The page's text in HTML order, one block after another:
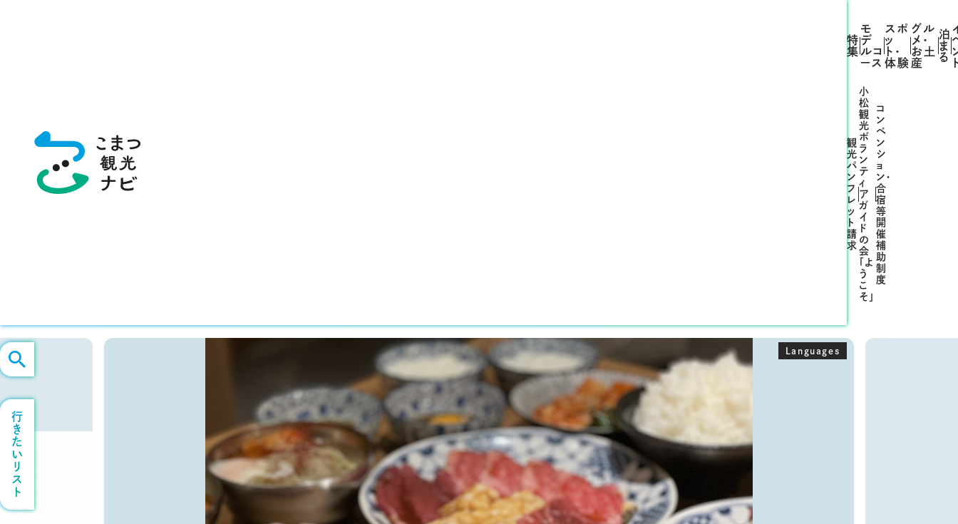
特
集
モ
デ
ルコ
ース
スポ
ッ
ト・
体験
グル
メ・
お土
産
泊
ま
る
観
光
パ
ン
フ
レ
ッ
ト
請
求
小
松
観
光
ボ
ラ
ン
テ
ィ
ア
ガ
イ
ド
の
会
「よ
う
こ
そ」
コ
ン
ベ
ン
シ
ョ
ン・
合
宿
等
開
催
補
助
制
度
行きたいリスト
Languages